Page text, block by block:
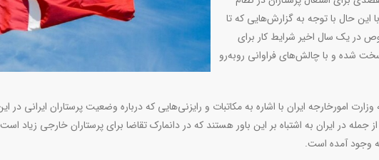
حال با توجه به گزارش‌هایی که تا
در یک سال اخیر شرایط کار برای
شده و با چالش‌های فراوانی روبه‌رو
امورخارجه ایران با اشاره به مکاتبات و رایزنی‌هایی که درباره وضعیت پرستاران ایرانی در
جمله در ایران به اشتباه بر این باور هستند که در دانمارک تقاضا برای پرستاران خارجی زیاد است
وجود آمده است.